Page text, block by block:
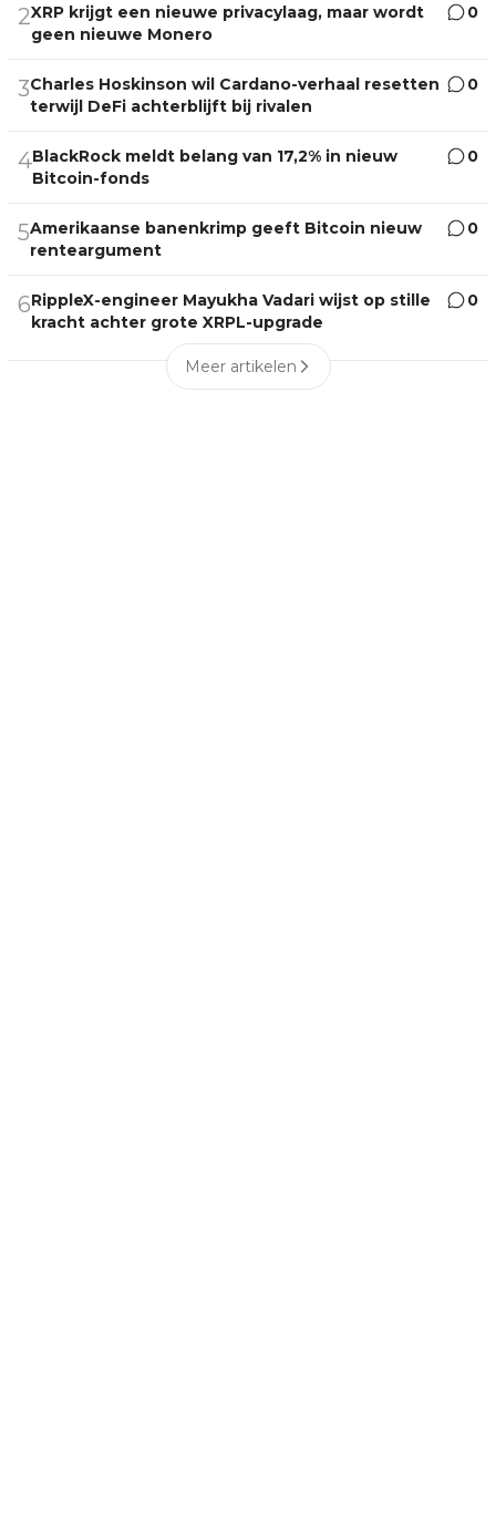
2XRP krijgt een nieuwe privacylaag, maar wordt
geen nieuwe Monero
0
3Charles Hoskinson wil Cardano-verhaal resetten
terwijl DeFi achterblijft bij rivalen
0
4BlackRock meldt belang van 17,2% in nieuw
Bitcoin-fonds
0
5Amerikaanse banenkrimp geeft Bitcoin nieuw
renteargument
0
6RippleX-engineer Mayukha Vadari wijst op stille
kracht achter grote XRPL-upgrade
0
Meer artikelen